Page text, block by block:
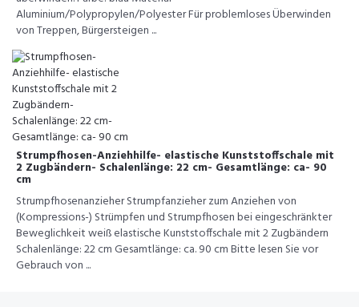
Aluminium/Polypropylen/Polyester Für problemloses Überwinden
von Treppen, Bürgersteigen ...
Strumpfhosen-Anziehhilfe- elastische Kunststoffschale mit
2 Zugbändern- Schalenlänge: 22 cm- Gesamtlänge: ca- 90
cm
Strumpfhosenanzieher Strumpfanzieher zum Anziehen von
(Kompressions-) Strümpfen und Strumpfhosen bei eingeschränkter
Beweglichkeit weiß elastische Kunststoffschale mit 2 Zugbändern
Schalenlänge: 22 cm Gesamtlänge: ca. 90 cm Bitte lesen Sie vor
Gebrauch von ...